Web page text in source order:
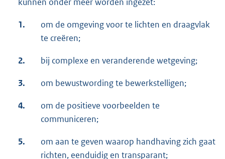
1.
om de omgeving voor te lichten en draagvlak
te creëren;
2. bij complexe en veranderende wetgeving;
3. om bewustwording te bewerkstelligen;
4.
om de positieve voorbeelden te
communiceren;
5.
om aan te geven waarop handhaving zich gaat
richten, eenduidig en transparant;